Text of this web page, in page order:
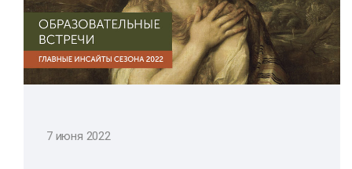
7 июня 2022